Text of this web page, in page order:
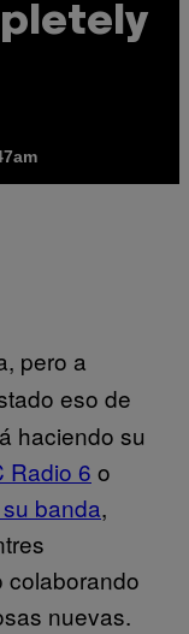
pero a
eso de
haciendo su
Radio 6 o
banda,
colaborando
nuevas.